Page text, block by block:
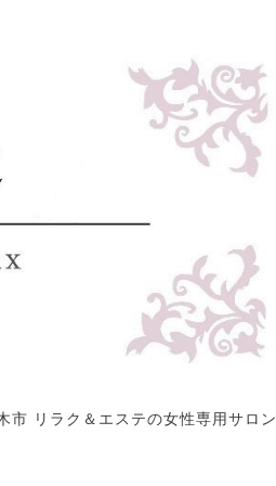
市 リラク＆エステの女性専用サロン